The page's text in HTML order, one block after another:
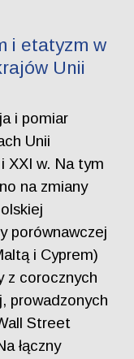
i etatyzm w
Unii
i pomiar
Unii
XXI w. Na tym
na zmiany
porównawczej
i Cyprem)
z corocznych
prowadzonych
Street
łączny